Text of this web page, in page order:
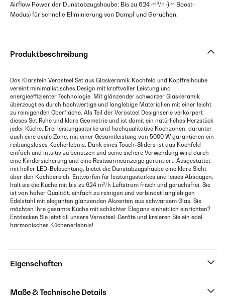
Airflow Power der Dunstabzugshaube: Bis zu 624 m³/h (im Boost-
Modus) für schnelle Eliminierung von Dampf und Gerüchen.
Produktbeschreibung
Das Klarstein Verosteel Set aus Glaskeramik-Kochfeld und Kopffreihaube
vereint minimalistisches Design mit kraftvoller Leistung und
energieeffizienter Technologie. Mit glänzender schwarzer Glaskeramik
überzeugt es durch hochwertige und langlebige Materialien mit einer leicht
zu reinigenden Oberfläche. Als Teil der Verosteel Designserie verkörpert
dieses Set Ruhe und klare Geometrie und ist damit ein natürliches Herzstück
jeder Küche. Drei leistungsstarke und hochqualitative Kochzonen, darunter
auch eine ovale Zone, mit einer Gesamtleistung von 5000 W garantieren ein
reibungsloses Kocherlebnis. Dank eines Touch-Sliders ist das Kochfeld
einfach und intuitiv zu benutzen und seine sichere Verwendung wird durch
eine Kindersicherung und eine Restwärmeanzeige garantiert. Ausgestattet
mit heller LED-Beleuchtung, bietet die Dunstabzugshaube eine klare Sicht
über den Kochbereich. Entworfen für leistungsstarkes und leises Absaugen,
hält sie die Küche mit bis zu 624 m³/h Luftstrom frisch und geruchsfrei. Sie
ist von hoher Qualität, einfach zu reinigen und verbindet langlebigen
Edelstahl mit eleganten glänzenden Akzenten aus schwarzem Glas. Sie
möchten Ihre gesamte Küche mit schlichter Eleganz einheitlich einrichten?
Entdecken Sie jetzt all unsere Verosteel-Geräte und kreieren Sie ein edel-
harmonisches Küchenerlebnis!
Eigenschaften
Maße & Technische Details